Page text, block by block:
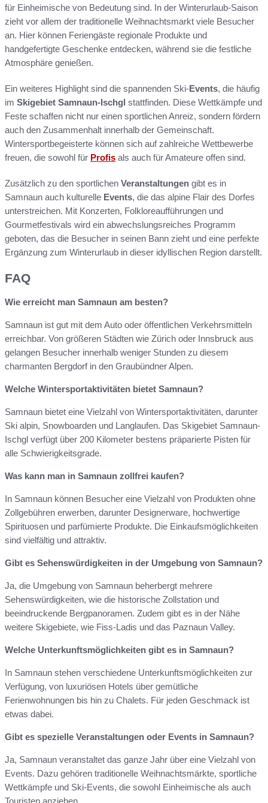
für Einheimische von Bedeutung sind. In der Winterurlaub-Saison
zieht vor allem der traditionelle Weihnachtsmarkt viele Besucher
an. Hier können Feriengäste regionale Produkte und
handgefertigte Geschenke entdecken, während sie die festliche
Atmosphäre genießen.
Ein weiteres Highlight sind die spannenden Ski-Events, die häufig
im Skigebiet Samnaun-Ischgl stattfinden. Diese Wettkämpfe und
Feste schaffen nicht nur einen sportlichen Anreiz, sondern fördern
auch den Zusammenhalt innerhalb der Gemeinschaft.
Wintersportbegeisterte können sich auf zahlreiche Wettbewerbe
freuen, die sowohl für Profis als auch für Amateure offen sind.
Zusätzlich zu den sportlichen Veranstaltungen gibt es in
Samnaun auch kulturelle Events, die das alpine Flair des Dorfes
unterstreichen. Mit Konzerten, Folkloreaufführungen und
Gourmetfestivals wird ein abwechslungsreiches Programm
geboten, das die Besucher in seinen Bann zieht und eine perfekte
Ergänzung zum Winterurlaub in dieser idyllischen Region darstellt.
FAQ
Wie erreicht man Samnaun am besten?
Samnaun ist gut mit dem Auto oder öffentlichen Verkehrsmitteln
erreichbar. Von größeren Städten wie Zürich oder Innsbruck aus
gelangen Besucher innerhalb weniger Stunden zu diesem
charmanten Bergdorf in den Graubündner Alpen.
Welche Wintersportaktivitäten bietet Samnaun?
Samnaun bietet eine Vielzahl von Wintersportaktivitäten, darunter
Ski alpin, Snowboarden und Langlaufen. Das Skigebiet Samnaun-
Ischgl verfügt über 200 Kilometer bestens präparierte Pisten für
alle Schwierigkeitsgrade.
Was kann man in Samnaun zollfrei kaufen?
In Samnaun können Besucher eine Vielzahl von Produkten ohne
Zollgebühren erwerben, darunter Designerware, hochwertige
Spirituosen und parfümierte Produkte. Die Einkaufsmöglichkeiten
sind vielfältig und attraktiv.
Gibt es Sehenswürdigkeiten in der Umgebung von Samnaun?
Ja, die Umgebung von Samnaun beherbergt mehrere
Sehenswürdigkeiten, wie die historische Zollstation und
beeindruckende Bergpanoramen. Zudem gibt es in der Nähe
weitere Skigebiete, wie Fiss-Ladis und das Paznaun Valley.
Welche Unterkunftsmöglichkeiten gibt es in Samnaun?
In Samnaun stehen verschiedene Unterkunftsmöglichkeiten zur
Verfügung, von luxuriösen Hotels über gemütliche
Ferienwohnungen bis hin zu Chalets. Für jeden Geschmack ist
etwas dabei.
Gibt es spezielle Veranstaltungen oder Events in Samnaun?
Ja, Samnaun veranstaltet das ganze Jahr über eine Vielzahl von
Events. Dazu gehören traditionelle Weihnachtsmärkte, sportliche
Wettkämpfe und Ski-Events, die sowohl Einheimische als auch